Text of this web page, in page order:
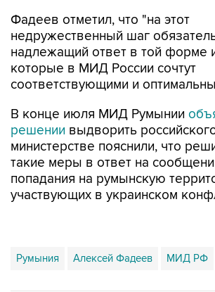
Фадеев отметил, что "на этот
недружественный шаг
надлежащий ответ в той форме
которые в МИД России сочтут
соответствующими и
В конце июля МИД Румынии
решении выдворить
министерстве пояснили, что
такие меры в ответ на
попадания на румынскую
участвующих в украинском
Румыния Алексей Фадеев МИД РФ